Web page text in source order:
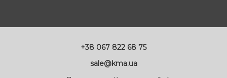
+38 067 822 68 75
sale@kma.ua